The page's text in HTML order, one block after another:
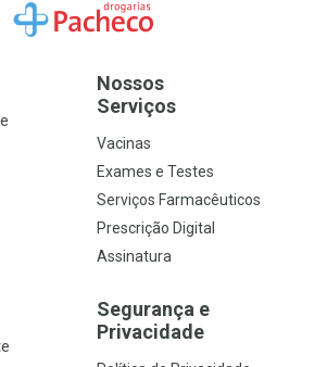
Ir para a Home
Nossos
Serviços
Vacinas
Exames e Testes
Serviços Farmacêuticos
Prescrição Digital
Assinatura
Segurança e
Privacidade